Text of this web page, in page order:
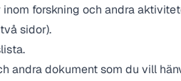
forskning och andra
sidor).
andra dokument som du vill